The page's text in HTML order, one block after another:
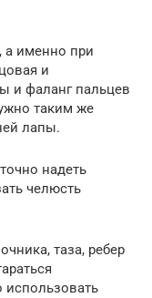
а именно при
и
и фаланг пальцев
таким же
лапы.
надеть
челюсть
таза, ребер
использовать